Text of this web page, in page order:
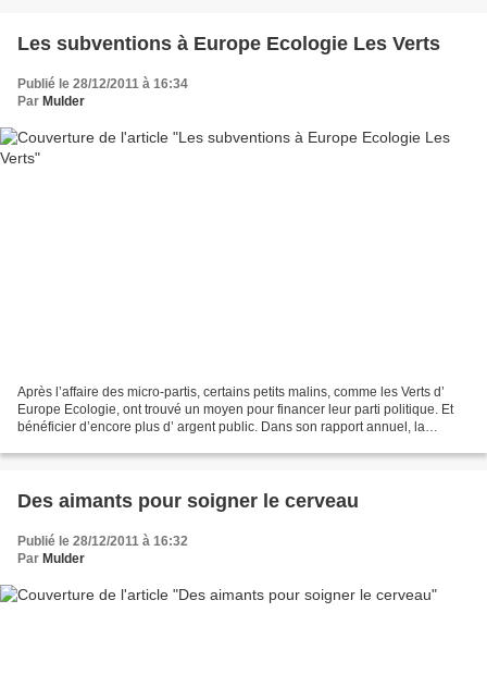
Les subventions à Europe Ecologie Les Verts
Publié le 28/12/2011 à 16:34
Par Mulder
Après l’affaire des micro-partis, certains petits malins, comme les Verts d’
Europe Ecologie, ont trouvé un moyen pour financer leur parti politique. Et
bénéficier d’encore plus d’ argent public. Dans son rapport annuel, la
Des aimants pour soigner le cerveau
Publié le 28/12/2011 à 16:32
Par Mulder